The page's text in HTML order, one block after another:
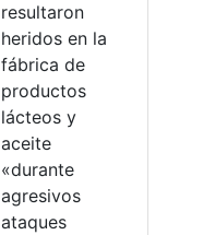
resultaron
heridos en la
fábrica de
productos
lácteos y
aceite
«durante
agresivos
ataques